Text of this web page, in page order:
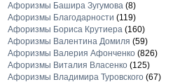
Афоризмы Башира Зугумова(8)
Афоризмы Благодарности (119)
Афоризмы Бориса Крутиера(160)
Афоризмы Валентина Домиля (59)
Афоризмы Валерия Афонченко(826)
Афоризмы Виталия Власенко(125)
Афоризмы Владимира Туровского(67)